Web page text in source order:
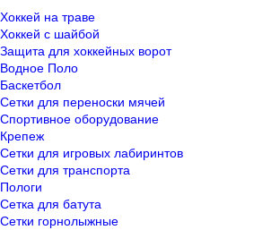
Хоккей на траве
Хоккей с шайбой
Защита для хоккейных ворот
Водное Поло
Баскетбол
Сетки для переноски мячей
Спортивное оборудование
Крепеж
Сетки для игровых лабиринтов
Сетки для транспорта
Пологи
Сетка для батута
Сетки горнолыжные